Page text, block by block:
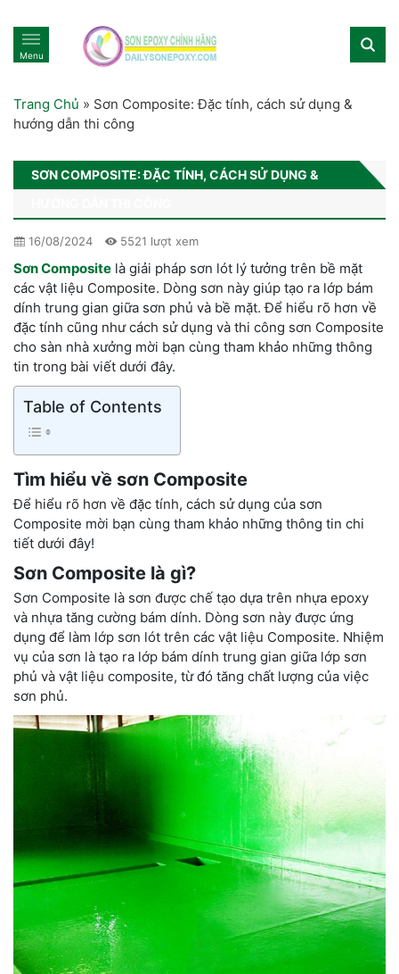
Menu
Trang Chủ » Sơn Composite: Đặc tính, cách sử dụng &
hướng dẫn thi công
SƠN COMPOSITE: ĐẶC TÍNH, CÁCH SỬ DỤNG &
16/08/2024 5521 lượt xem
Sơn Composite là giải pháp sơn lót lý tưởng trên bề mặt
các vật liệu Composite. Dòng sơn này giúp tạo ra lớp bám
dính trung gian giữa sơn phủ và bề mặt. Để hiểu rõ hơn về
đặc tính cũng như cách sử dụng và thi công sơn Composite
cho sàn nhà xưởng mời bạn cùng tham khảo những thông
tin trong bài viết dưới đây.
Table of Contents
Tìm hiểu về sơn Composite
Để hiểu rõ hơn về đặc tính, cách sử dụng của sơn
Composite mời bạn cùng tham khảo những thông tin chi
tiết dưới đây!
Sơn Composite là gì?
Sơn Composite là sơn được chế tạo dựa trên nhựa epoxy
và nhựa tăng cường bám dính. Dòng sơn này được ứng
dụng để làm lớp sơn lót trên các vật liệu Composite. Nhiệm
vụ của sơn là tạo ra lớp bám dính trung gian giữa lớp sơn
phủ và vật liệu composite, từ đó tăng chất lượng của việc
sơn phủ.